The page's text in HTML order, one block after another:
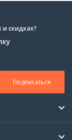
и скидках?
Подписаться